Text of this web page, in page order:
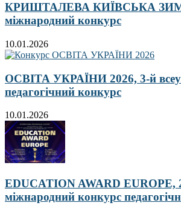
КРИШТАЛЕВА КИЇВСЬКА
міжнародний конкурс
10.01.2026
ОСВІТА УКРАЇНИ 2026, 3-й
педагогічний конкурс
10.01.2026
EDUCATION AWARD EUROPE,
міжнародний конкурс